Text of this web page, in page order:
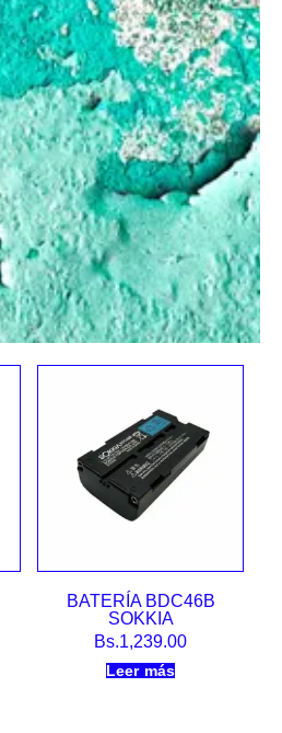
BATERÍA BDC46B
SOKKIA
Bs.1,239.00
Leer más